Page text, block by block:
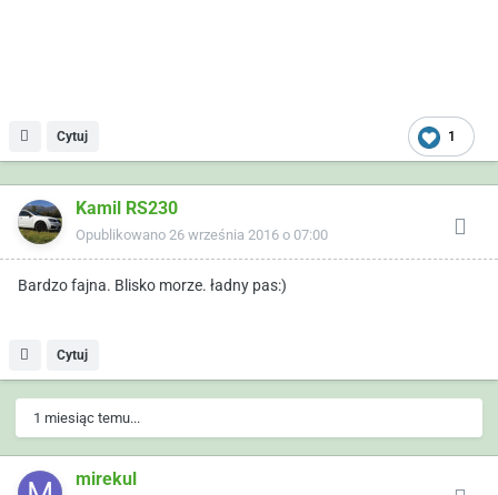
1
Cytuj
Kamil RS230
Opublikowano 26 września 2016 o 07:00
Bardzo fajna. Blisko morze. ładny pas:)
Cytuj
1 miesiąc temu...
mirekul